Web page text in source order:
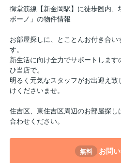
御堂筋線【新金岡駅】に徒歩圏内
ボーノ」の物件情報
お部屋探しに、とことんお付き合い
す。
新生活に向け全力でサポートしま
ひ当店で。
明るく元気なスタッフがお出迎え
けくださいませ。
住吉区、東住吉区周辺のお部屋探
合わせください。
無料 お問